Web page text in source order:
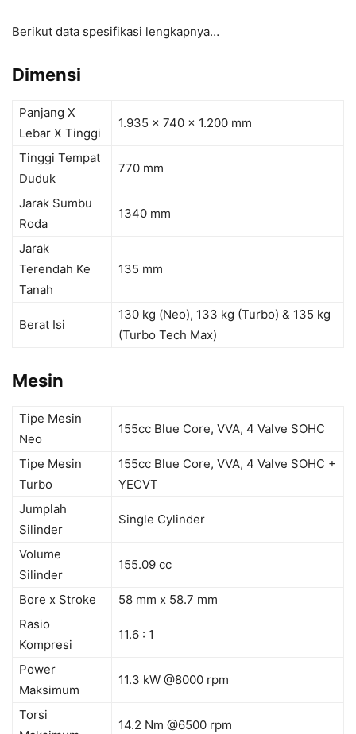
Berikut data spesifikasi lengkapnya…
Dimensi
Panjang X
Lebar X Tinggi
1.935 x 740 x 1.200 mm
Tinggi Tempat
Duduk
770 mm
Jarak Sumbu
Roda
1340 mm
Jarak
Terendah Ke
Tanah
135 mm
Berat Isi
130 kg (Neo), 133 kg (Turbo) & 135 kg
(Turbo Tech Max)
Mesin
Tipe Mesin
Neo
155cc Blue Core, VVA, 4 Valve SOHC
Tipe Mesin
Turbo
155cc Blue Core, VVA, 4 Valve SOHC +
YECVT
Jumplah
Silinder
Single Cylinder
Volume
Silinder
155.09 cc
Bore x Stroke
58 mm x 58.7 mm
Rasio
Kompresi
11.6 : 1
Power
Maksimum
11.3 kW @8000 rpm
Torsi
14.2 Nm @6500 rpm